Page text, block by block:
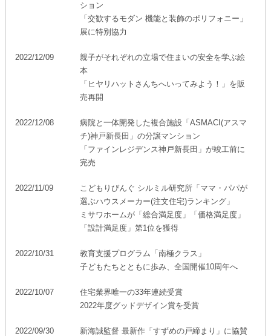
これから住まいをご検討の方
多彩な動画やこだわりが詰まった建築実例、注目の最新情報など、
ホームラウンジ 新築・戸建て
ホームラウンジ 土地活用・賃貸経営
実例動画や基礎知識、収納の工夫など、理想の住まいを叶えるリフ
ォームの具体策とアイデアを豊富にご用意しています。
すべてのフィールドに新しい価値をデザインし、持続可能な未来志
ミサワゼネラルソリューション
ミサワホームオーナーさま・リフォーム工事ご契約者さまとミサワ
テンツや、ミサワホームからの大切なお知らせなど配信していま
ミサワオーナーズクラブ
海外事業
ミサワアイデンティティ
ション
「交歓するモダン 機能と装飾のポリフォニー」
展に特別協力
2022/12/09
親子がそれぞれの立場で住まいの安全を学ぶ絵
本
「ヒヤリハットさんちへいってみよう！」を販
売再開
2022/12/08
病院と一体開発した複合施設「ASMACI(アスマ
チ)神戸新長田」の分譲マンション
「ファインレジデンス神戸新長田」が竣工前に
完売
2022/11/09
こどもりびんぐ シルミル研究所「ママ・パパが
選ぶハウスメーカー(注文住宅)ランキング」
ミサワホームが「総合満足度」「価格満足度」
「設計満足度」第1位を獲得
2022/10/31
教育支援プログラム「南極クラス」
子どもたちとともに歩み、全国開催10周年へ
2022/10/07
住宅業界唯一の33年連続受賞
2022年度グッドデザイン賞を受賞
2022/09/30 新海誠監督 最新作「すずめの戸締まり」に協賛